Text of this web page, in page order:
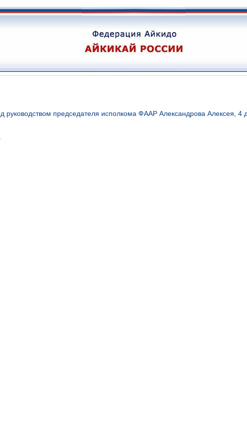
председателя исполкома ФААР Александрова Алексея, 4